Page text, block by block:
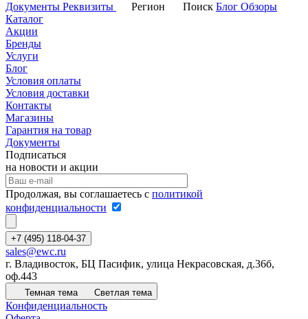
Документы Реквизиты Регион Поиск Блог Обзоры
Каталог
Акции
Бренды
Услуги
Блог
Условия оплаты
Условия доставки
Контакты
Магазины
Гарантия на товар
Документы
Подписаться
на новости и акции
Продолжая, вы соглашаетесь с политикой
конфиденциальности
+7 (495) 118-04-37
sales@ewc.ru
г. Владивосток, БЦ Пасифик, улица Некрасовская, д.36б,
оф.443
Темная тема Светлая тема
Конфиденциальность